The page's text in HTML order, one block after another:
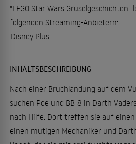
"LEGO Star Wars
folgenden Streaming-Anbietern:
Disney Plus
INHALTSBESCHREIBUNG
Nach einer Bruchlandung auf dem
suchen Poe und BB-8 in Darth
nach Hilfe. Dort treffen sie auf
einen mutigen Mechaniker und